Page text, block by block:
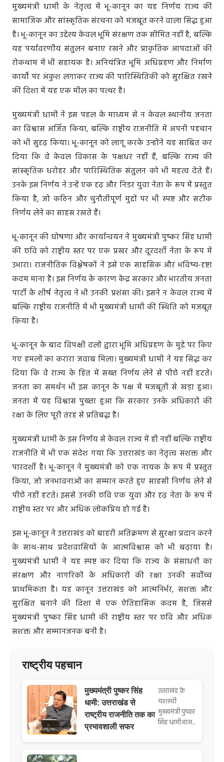
मुख्यमंत्री धामी के नेतृत्व में भू-कानून का यह निर्णय राज्य की
सामाजिक और सांस्कृतिक संरचना को मजबूत करने वाला सिद्ध हुआ
है। भू-कानून का उद्देश्य केवल भूमि संरक्षण तक सीमित नहीं है, बल्कि
यह पर्यावरणीय संतुलन बनाए रखने और प्राकृतिक आपदाओं की
रोकथाम में भी सहायक है। अनियंत्रित भूमि अधिग्रहण और निर्माण
कार्यों पर अंकुश लगाकर राज्य की पारिस्थितिकी को सुरक्षित रखने
की दिशा में यह एक मील का पत्थर है।
मुख्यमंत्री धामी ने इस पहल के माध्यम से न केवल स्थानीय जनता
का विश्वास अर्जित किया, बल्कि राष्ट्रीय राजनीति में अपनी पहचान
को भी सुदृढ़ किया। भू-कानून को लागू करके उन्होंने यह साबित कर
दिया कि वे केवल विकास के पक्षधर नहीं हैं, बल्कि राज्य की
सांस्कृतिक धरोहर और पारिस्थितिक संतुलन को भी महत्व देते हैं।
उनके इस निर्णय ने उन्हें एक दृढ़ और निडर युवा नेता के रूप में प्रस्तुत
किया है, जो कठिन और चुनौतीपूर्ण मुद्दों पर भी स्पष्ट और सटीक
निर्णय लेने का साहस रखते हैं।
भू-कानून की घोषणा और कार्यान्वयन ने मुख्यमंत्री पुष्कर सिंह धामी
की छवि को राष्ट्रीय स्तर पर एक प्रखर और दूरदर्शी नेता के रूप में
उभारा। राजनीतिक विश्लेषकों ने इसे एक साहसिक और भविष्य-दृष्टा
कदम माना है। इस निर्णय के कारण केंद्र सरकार और भारतीय जनता
पार्टी के शीर्ष नेतृत्व ने भी उनकी प्रशंसा की। इसने न केवल राज्य में
बल्कि राष्ट्रीय राजनीति में भी मुख्यमंत्री धामी की स्थिति को मजबूत
किया है।
भू-कानून के बाद विपक्षी दलों द्वारा भूमि अधिग्रहण के मुद्दे पर किए
गए हमलों का करारा जवाब मिला। मुख्यमंत्री धामी ने यह सिद्ध कर
दिया कि वे राज्य के हित में सख्त निर्णय लेने से पीछे नहीं हटते।
जनता का समर्थन भी इस कानून के पक्ष में मजबूती से खड़ा हुआ।
जनता में यह विश्वास पुख्ता हुआ कि सरकार उनके अधिकारों की
रक्षा के लिए पूरी तरह से प्रतिबद्ध है।
मुख्यमंत्री धामी के इस निर्णय से केवल राज्य में ही नहीं बल्कि राष्ट्रीय
राजनीति में भी एक संदेश गया कि उत्तराखंड का नेतृत्व सशक्त और
पारदर्शी है। भू-कानून ने मुख्यमंत्री को एक नायक के रूप में प्रस्तुत
किया, जो जनभावनाओं का सम्मान करते हुए साहसी निर्णय लेने से
पीछे नहीं हटते। इससे उनकी छवि एक युवा और दृढ़ नेता के रूप में
राष्ट्रीय स्तर पर और अधिक लोकप्रिय हो गई है।
इस भू-कानून ने उत्तराखंड को बाहरी अतिक्रमण से सुरक्षा प्रदान करने
के साथ-साथ प्रदेशवासियों के आत्मविश्वास को भी बढ़ाया है।
मुख्यमंत्री धामी ने यह स्पष्ट कर दिया कि राज्य के संसाधनों का
संरक्षण और नागरिकों के अधिकारों की रक्षा उनकी सर्वोच्च
प्राथमिकता है। यह कानून उत्तराखंड को आत्मनिर्भर, सशक्त और
सुरक्षित बनाने की दिशा में एक ऐतिहासिक कदम है, जिससे
मुख्यमंत्री पुष्कर सिंह धामी की राष्ट्रीय स्तर पर छवि और अधिक
सशक्त और सम्मानजनक बनी है।
राष्ट्रीय पहचान
मुख्यमंत्री पुष्कर सिंह
धामी: उत्तराखंड से
राष्ट्रीय राजनीति तक का
प्रभावशाली सफर
उत्तराखंड के
यशस्वी
मुख्यमंत्री पुष्कर
सिंह धामीआज...